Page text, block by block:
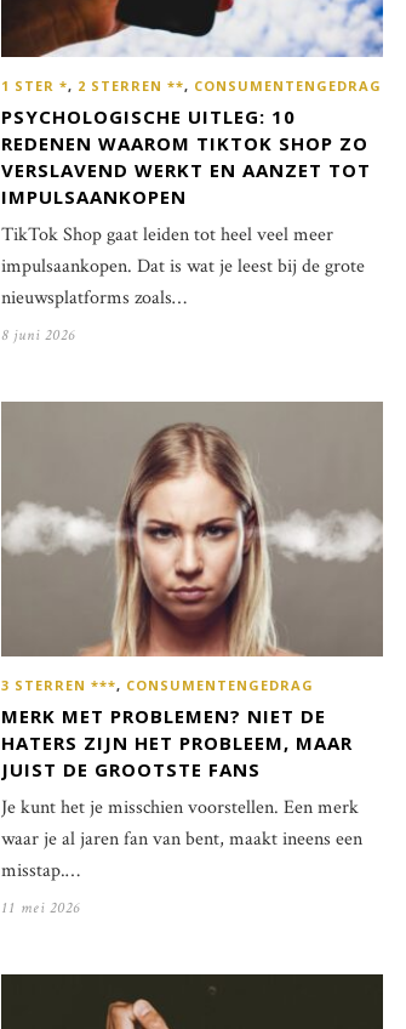
1 STER *, 2 STERREN **, CONSUMENTENGEDRAG
PSYCHOLOGISCHE UITLEG: 10
REDENEN WAAROM TIKTOK SHOP ZO
VERSLAVEND WERKT EN AANZET TOT
IMPULSAANKOPEN
TikTok Shop gaat leiden tot heel veel meer
impulsaankopen. Dat is wat je leest bij de grote
nieuwsplatforms zoals…
8 juni 2026
3 STERREN ***, CONSUMENTENGEDRAG
MERK MET PROBLEMEN? NIET DE
HATERS ZIJN HET PROBLEEM, MAAR
JUIST DE GROOTSTE FANS
Je kunt het je misschien voorstellen. Een merk
waar je al jaren fan van bent, maakt ineens een
misstap.…
11 mei 2026